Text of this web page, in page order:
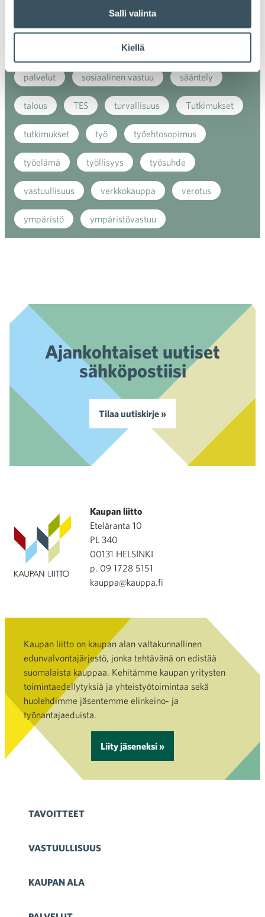
Salli valinta
Kiellä
myynti
nuoret
palvelut sosiaalinen vastuu sääntely
talous TES turvallisuus Tutkimukset
tutkimukset työ työehtosopimus
työelämä työllisyys työsuhde
vastuullisuus verkkokauppa verotus
ympäristö ympäristövastuu
Ajankohtaiset uutiset
sähköpostiisi
Tilaa uutiskirje »
Kaupan liitto
Eteläranta 10
PL 340
00131 HELSINKI
p. 09 1728 5151
kauppa@kauppa.fi
Kaupan liitto on kaupan alan valtakunnallinen
edunvalvontajärjestö, jonka tehtävänä on edistää
suomalaista kauppaa. Kehitämme kaupan yritysten
toimintaedellytyksiä ja yhteistyötoimintaa sekä
huolehdimme jäsentemme elinkeino- ja
työnantajaeduista.
Liity jäseneksi »
TAVOITTEET
VASTUULLISUUS
KAUPAN ALA